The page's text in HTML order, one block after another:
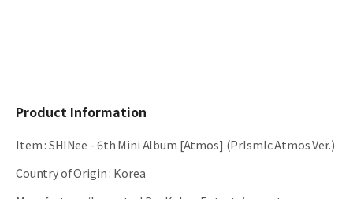
Product Information
Item:SHINee - 6th Mini Album [Atmos] (PrIsmIc Atmos Ver.)
Country of Origin: Korea